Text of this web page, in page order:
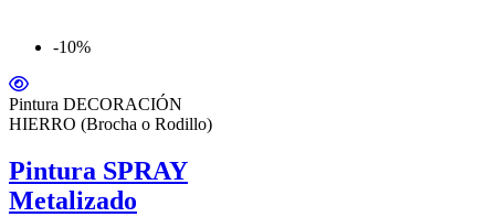
-10%
Pintura DECORACIÓN
HIERRO (Brocha o Rodillo)
Pintura SPRAY
Metalizado